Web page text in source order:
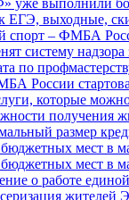
уже выполнили
ЕГЭ, выходные,
спорт – ФМБА
систему
по
России
которые
получения
размер
мест в
мест в
о работе
жителей